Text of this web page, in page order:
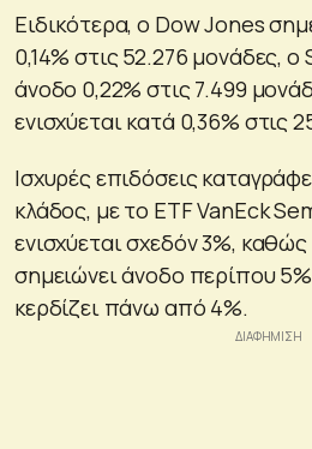
Ειδικότερα, ο Dow Jones
0,14% στις 52.276 μονάδες,
άνοδο 0,22% στις 7.499
ενισχύεται κατά 0,36% στις
Ισχυρές επιδόσεις
κλάδος, με το ETF VanEck
ενισχύεται σχεδόν 3%,
σημειώνει άνοδο περίπου
κερδίζει πάνω από 4%.